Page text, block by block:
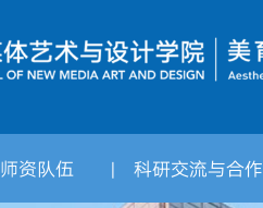
师资队伍 科研交流与合作